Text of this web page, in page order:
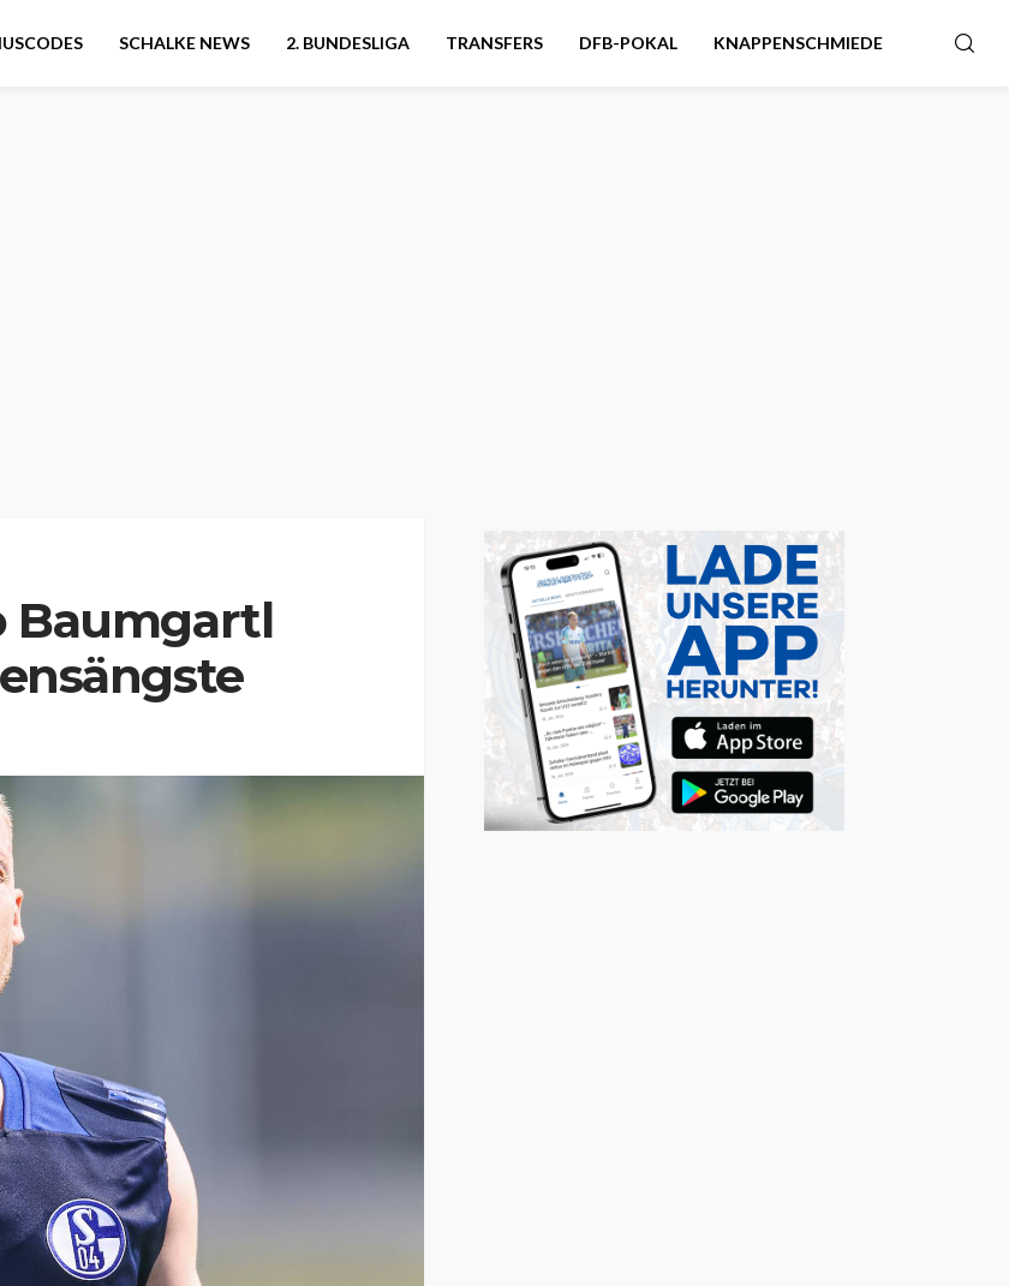
SCHALKE NEWS 2. BUNDESLIGA TRANSFERS DFB-POKAL KNAPPENSCHMIEDE
Baumgartl